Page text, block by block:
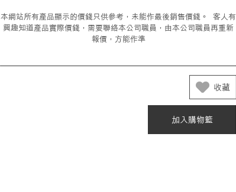
本網站所有產品顯示的價錢只供參考，未能作最後銷售價錢。 客人有
興趣知道產品實際價錢，需要聯絡本公司職員，由本公司職員再重新
報價，方能作準
收藏
加入購物籃